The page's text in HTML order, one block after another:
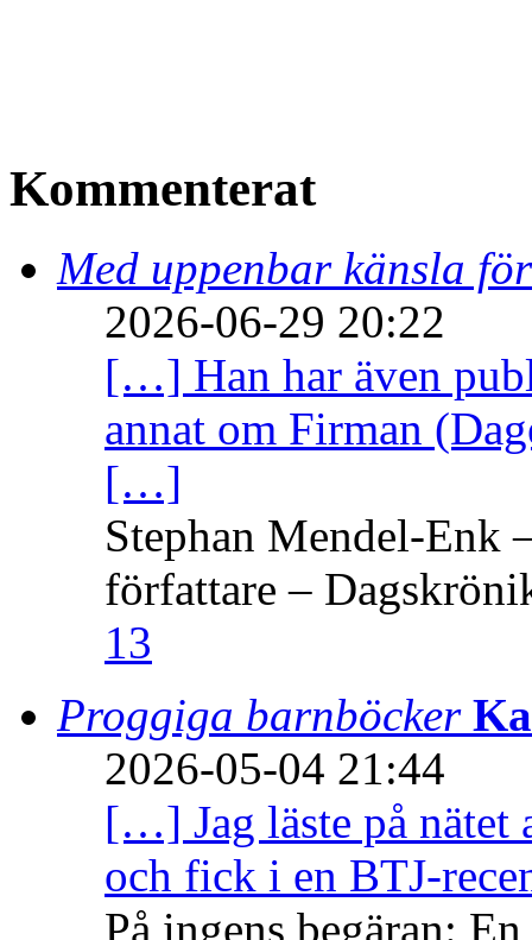
Kommenterat
Med uppenbar känsla
2026-06-29 20:22
[…] Han har även
annat om Firman
[…]
Stephan Mendel-Enk
författare –
13
Proggiga barnböcker
2026-05-04 21:44
[…] Jag läste på nätet
och fick i en BTJ-
På ingens begäran: